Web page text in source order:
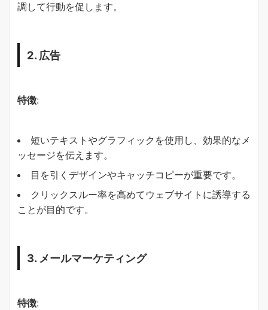
調して行動を促します。
2. 広告
特徴:
短いテキストやグラフィックを使用し、効果的なメ
ッセージを伝えます。
目を引くデザインやキャッチコピーが重要です。
クリックスルー率を高めてウェブサイトに誘導する
ことが目的です。
3. メールマーケティング
特徴: